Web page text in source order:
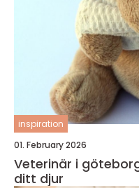
inspiration
01. February 2026
Veterinär i göteborg så väljer du rätt vård
ditt djur